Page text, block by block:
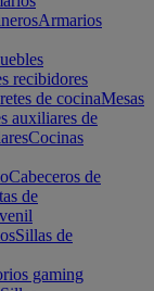
Armarios
recibidores
de cocinaMesas
auxiliares de
Cocinas
Cabeceros de
de
Sillas de
gaming